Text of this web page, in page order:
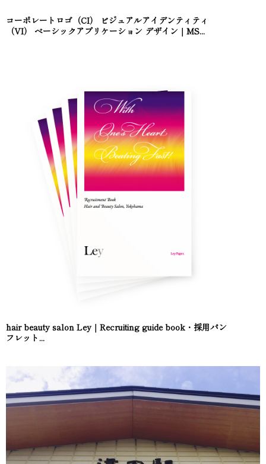
コーポレートロゴ（CI） ビジュアルアイデンティティ
（VI） ベーシックアプリケーション デザイン｜MS...
hair beauty salon Ley｜Recruiting guide book・採用パン
フレット...